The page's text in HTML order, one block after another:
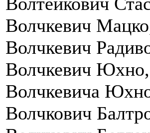
Волчкевич
Волчкевич
Волчкевич Юхно,
Волчкевича
Волчкович